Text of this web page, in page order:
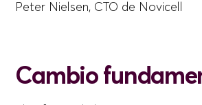
Peter Nielsen, CTO de Novicell
Cambio